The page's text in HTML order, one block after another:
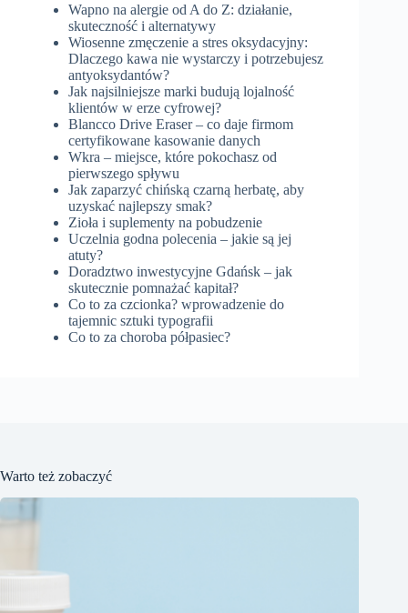
Wapno na alergie od A do Z: działanie,
skuteczność i alternatywy
Wiosenne zmęczenie a stres oksydacyjny:
Dlaczego kawa nie wystarczy i potrzebujesz
antyoksydantów?
Jak najsilniejsze marki budują lojalność
klientów w erze cyfrowej?
Blancco Drive Eraser – co daje firmom
certyfikowane kasowanie danych
Wkra – miejsce, które pokochasz od
pierwszego spływu
Jak zaparzyć chińską czarną herbatę, aby
uzyskać najlepszy smak?
Zioła i suplementy na pobudzenie
Uczelnia godna polecenia – jakie są jej
atuty?
Doradztwo inwestycyjne Gdańsk – jak
skutecznie pomnażać kapitał?
Co to za czcionka? wprowadzenie do
tajemnic sztuki typografii
Co to za choroba półpasiec?
Warto też zobaczyć